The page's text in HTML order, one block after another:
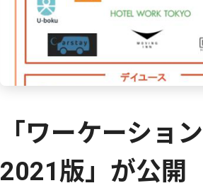
「ワーケーショ
2021版」が公開